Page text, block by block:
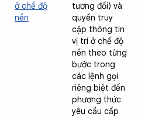
ở chế độ
nền
tương đối) và
quyền truy
cập thông tin
vị trí ở chế độ
nền theo từng
bước trong
các lệnh gọi
riêng biệt đến
phương thức
yêu cầu cấp